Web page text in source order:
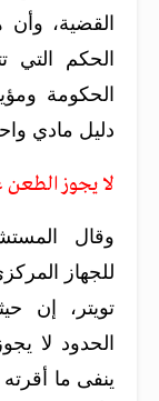
القضية، وأن
الحكم التي
الحكومة
دليل مادي
لا يجوز الطعن
وقال
للجهاز
تويتر، إن
الحدود لا
ينفى ما